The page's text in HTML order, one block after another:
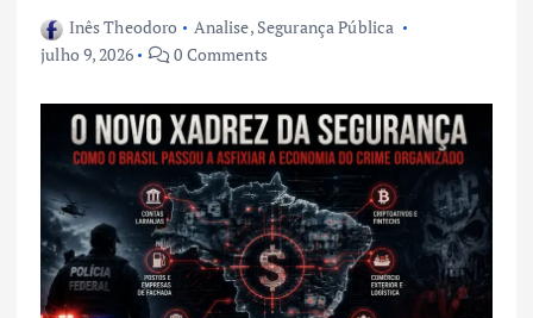
Inês Theodoro Analise, Segurança Pública
julho 9, 2026
0 Comments